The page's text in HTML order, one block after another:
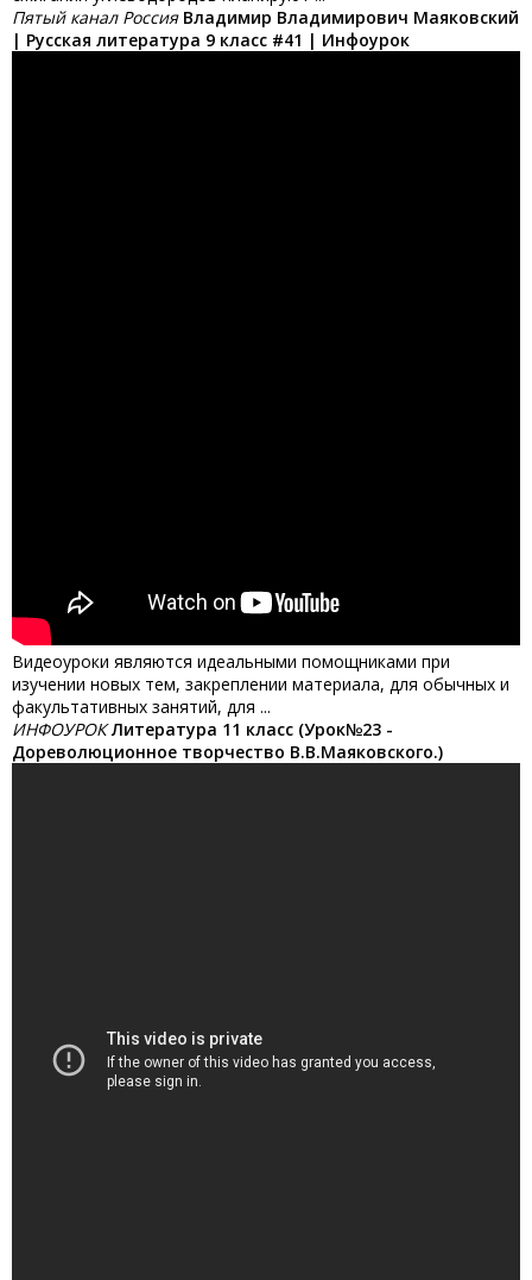
Пятый канал Россия Владимир Владимирович Маяковский
| Русская литература 9 класс #41 | Инфоурок
Видеоуроки являются идеальными помощниками при
изучении новых тем, закреплении материала, для обычных и
факультативных занятий, для ...
ИНФОУРОК Литература 11 класс (Урок№23 -
Дореволюционное творчество В.В.Маяковского.)